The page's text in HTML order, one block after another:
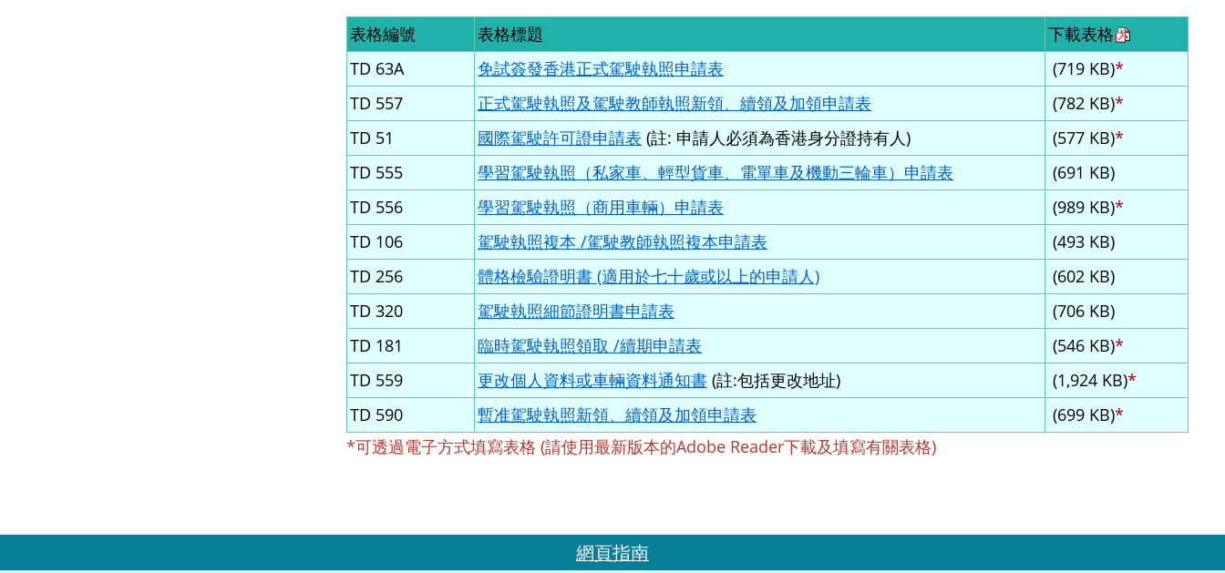
表格編號 表格標題
下載表格
TD 63A
免試簽發香港正式駕駛執照申請表 (719 KB)*
TD 557
正式駕駛執照及駕駛教師執照新領、續領及加領申請表 (782 KB)*
TD 51
國際駕駛許可證申請表 (註: 申請人必須為香港身分證持有人) (577 KB)*
TD 555
學習駕駛執照（私家車、輕型貨車、電單車及機動三輪車）申請表
(691 KB)
TD 556
學習駕駛執照（商用車輛）申請表 (989 KB)*
TD 106
駕駛執照複本 /駕駛教師執照複本申請表
(493 KB)
TD 256
體格檢驗證明書 (適用於七十歲或以上的申請人)
(602 KB)
TD 320
駕駛執照細節證明書申請表
(706 KB)
TD 181
臨時駕駛執照領取 /續期申請表 (546 KB)*
TD 559
更改個人資料或車輛資料通知書 (註:包括更改地址) (1,924 KB)*
TD 590
暫准駕駛執照新領、續領及加領申請表 (699 KB)*
*可透過電子方式填寫表格 (請使用最新版本的Adobe Reader下載及填寫有關表格)
網頁指南